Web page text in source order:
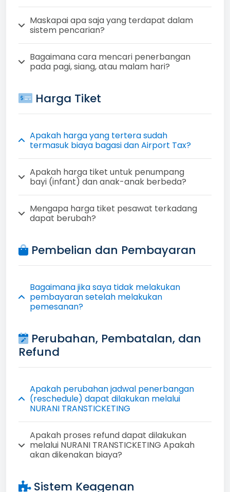
Maskapai apa saja yang terdapat dalam
sistem pencarian?
Bagaimana cara mencari penerbangan
pada pagi, siang, atau malam hari?
Harga Tiket
Apakah harga yang tertera sudah
termasuk biaya bagasi dan Airport Tax?
Apakah harga tiket untuk penumpang
bayi (infant) dan anak-anak berbeda?
Mengapa harga tiket pesawat terkadang
dapat berubah?
Pembelian dan Pembayaran
Bagaimana jika saya tidak melakukan
pembayaran setelah melakukan
pemesanan?
Perubahan, Pembatalan, dan
Refund
Apakah perubahan jadwal penerbangan
(reschedule) dapat dilakukan melalui
NURANI TRANSTICKETING
Apakah proses refund dapat dilakukan
melalui NURANI TRANSTICKETING Apakah
akan dikenakan biaya?
Sistem Keagenan